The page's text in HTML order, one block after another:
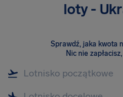
loty -
Sprawdź, jaka kwota
Nic nie